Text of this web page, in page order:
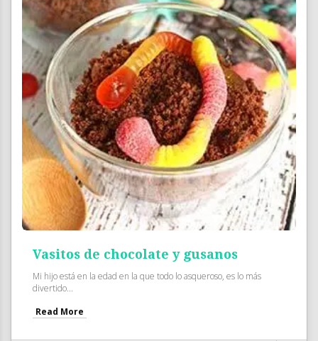
Vasitos de chocolate y gusanos
Mi hijo está en la edad en la que todo lo asqueroso, es lo más
divertido...
Read More